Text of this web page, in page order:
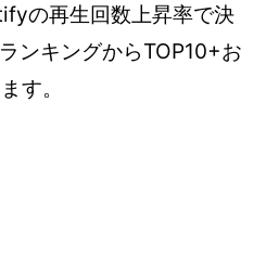
の再生回数上昇率で決
ンキングからTOP10+お
す。